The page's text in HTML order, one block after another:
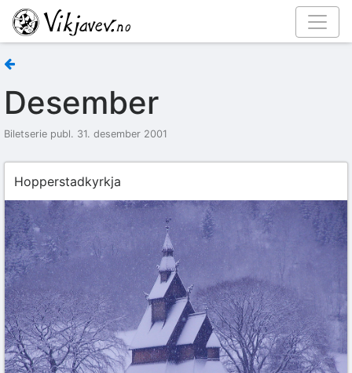
Desember
Biletserie publ. 31. desember 2001
Hopperstadkyrkja